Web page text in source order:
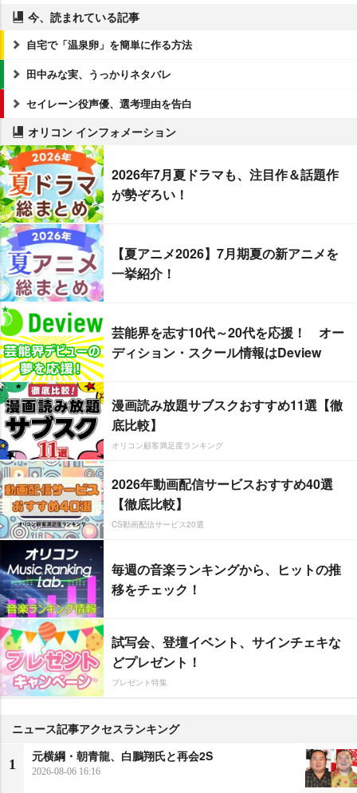
今、読まれている記事
自宅で「温泉卵」を簡単に作る方法
田中みな実、うっかりネタバレ
セイレーン役声優、選考理由を告白
オリコン インフォメーション
2026年7月夏ドラマも、注目作＆話題作
が勢ぞろい！
【夏アニメ2026】7月期夏の新アニメを
一挙紹介！
芸能界を志す10代～20代を応援！ オー
ディション・スクール情報はDeview
漫画読み放題サブスクおすすめ11選【徹
底比較】
オリコン顧客満足度ランキング
2026年動画配信サービスおすすめ40選
【徹底比較】
CS動画配信サービス20選
毎週の音楽ランキングから、ヒットの推
移をチェック！
試写会、登壇イベント、サインチェキな
どプレゼント！
プレゼント特集
ニュース記事アクセスランキング
1
元横綱・朝青龍、白鵬翔氏と再会2S
2026-08-06 16:16